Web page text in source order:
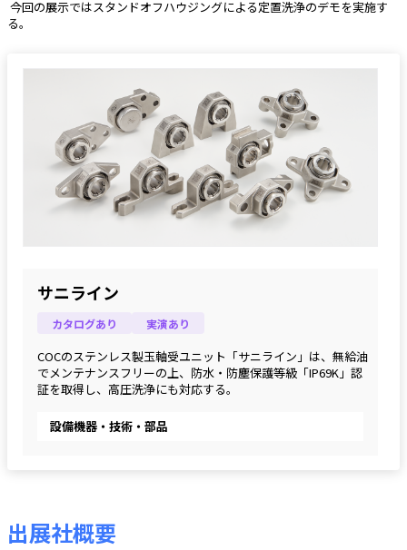
る。
サニライン
カタログあり 実演あり
COCのステンレス製玉軸受ユニット「サニライン」は、無給油
でメンテナンスフリーの上、防水・防塵保護等級「IP69K」認
証を取得し、高圧洗浄にも対応する。
設備機器・技術・部品
出展社概要